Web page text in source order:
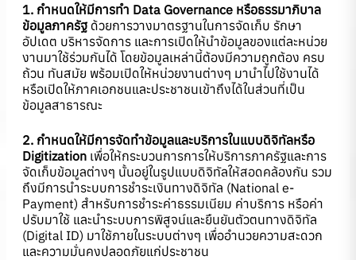
1. กำหนดให้มีการทำ Data Governance หรือธรรมาภิบาล
ข้อมูลภาครัฐ ด้วยการวางมาตรฐานในการจัดเก็บ รักษา
อัปเดต บริหารจัดการ และการเปิดให้นำข้อมูลของแต่ละหน่วย
งานมาใช้ร่วมกันได้ โดยข้อมูลเหล่านี้ต้องมีความถูกต้อง ครบ
ถ้วน ทันสมัย พร้อมเปิดให้หน่วยงานต่างๆ มานำไปใช้งานได้
หรือเปิดให้ภาคเอกชนและประชาชนเข้าถึงได้ในส่วนที่เป็น
ข้อมูลสาธารณะ
2. กำหนดให้มีการจัดทำข้อมูลและบริการในแบบดิจิทัลหรือ
Digitization เพื่อให้กระบวนการการให้บริการภาครัฐและการ
จัดเก็บข้อมูลต่างๆ นั้นอยู่ในรูปแบบดิจิทัลให้สอดคล้องกัน รวม
ถึงมีการนำระบบการชำระเงินทางดิจิทัล (National e-
Payment) สำหรับการชำระค่าธรรมเนียม ค่าบริการ หรือค่า
ปรับมาใช้ และนำระบบการพิสูจน์และยืนยันตัวตนทางดิจิทัล
(Digital ID) มาใช้ภายในระบบต่างๆ เพื่ออำนวยความสะดวก
และความมั่นคงปลอดภัยแก่ประชาชน